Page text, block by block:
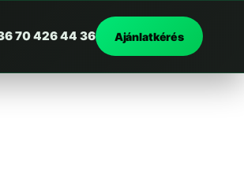
70 426 44 36 Ajánlatkérés